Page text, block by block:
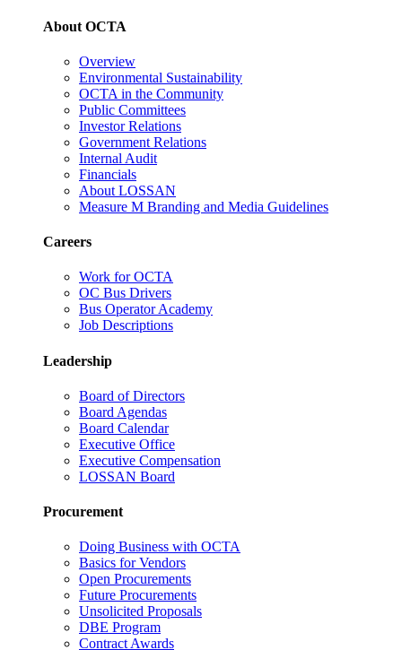
About OCTA
Overview
Environmental Sustainability
OCTA in the Community
Public Committees
Investor Relations
Government Relations
Internal Audit
Financials
About LOSSAN
Measure M Branding and Media Guidelines
Careers
Work for OCTA
OC Bus Drivers
Bus Operator Academy
Job Descriptions
Leadership
Board of Directors
Board Agendas
Board Calendar
Executive Office
Executive Compensation
LOSSAN Board
Procurement
Doing Business with OCTA
Basics for Vendors
Open Procurements
Future Procurements
Unsolicited Proposals
DBE Program
Contract Awards